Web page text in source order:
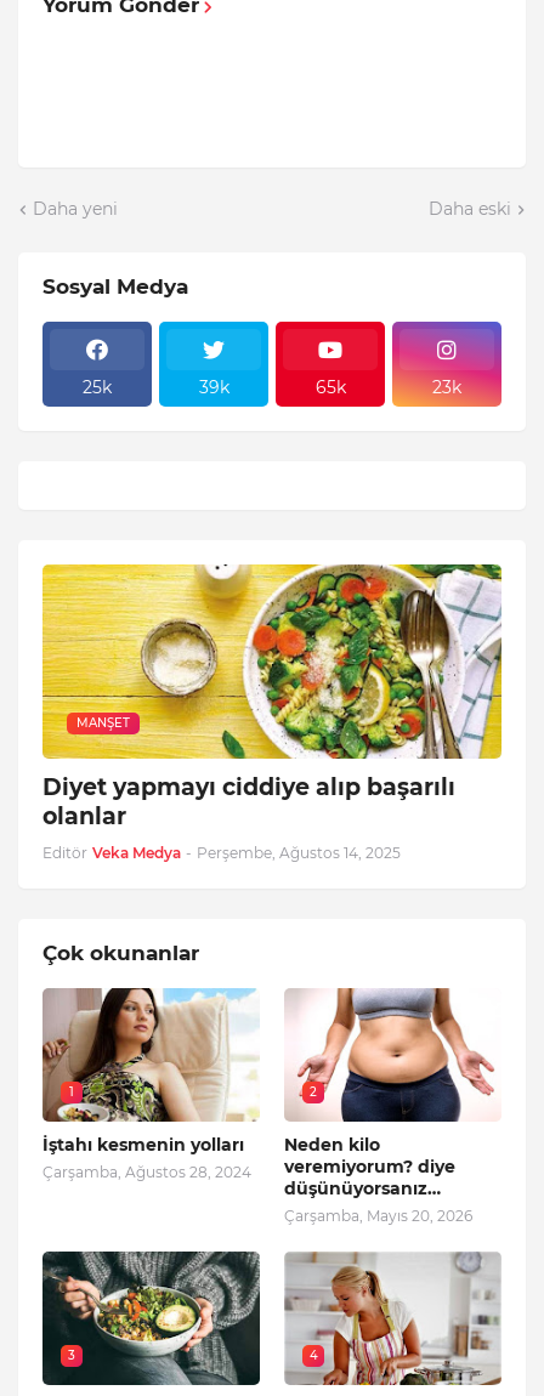
Yorum Gönder
Daha yeni Daha eski
Sosyal Medya
25k 39k 65k 23k
MANŞET
Diyet yapmayı ciddiye alıp başarılı
olanlar
Editör Veka Medya - Perşembe, Ağustos 14, 2025
Çok okunanlar
1
İştahı kesmenin yolları
Çarşamba, Ağustos 28, 2024
2
Neden kilo
veremiyorum? diye
düşünüyorsanız…
Çarşamba, Mayıs 20, 2026
3 4